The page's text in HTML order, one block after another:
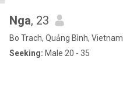
Nga, 23
Bo Trach, Quảng Bình, Vietnam
Seeking: Male 20 - 35